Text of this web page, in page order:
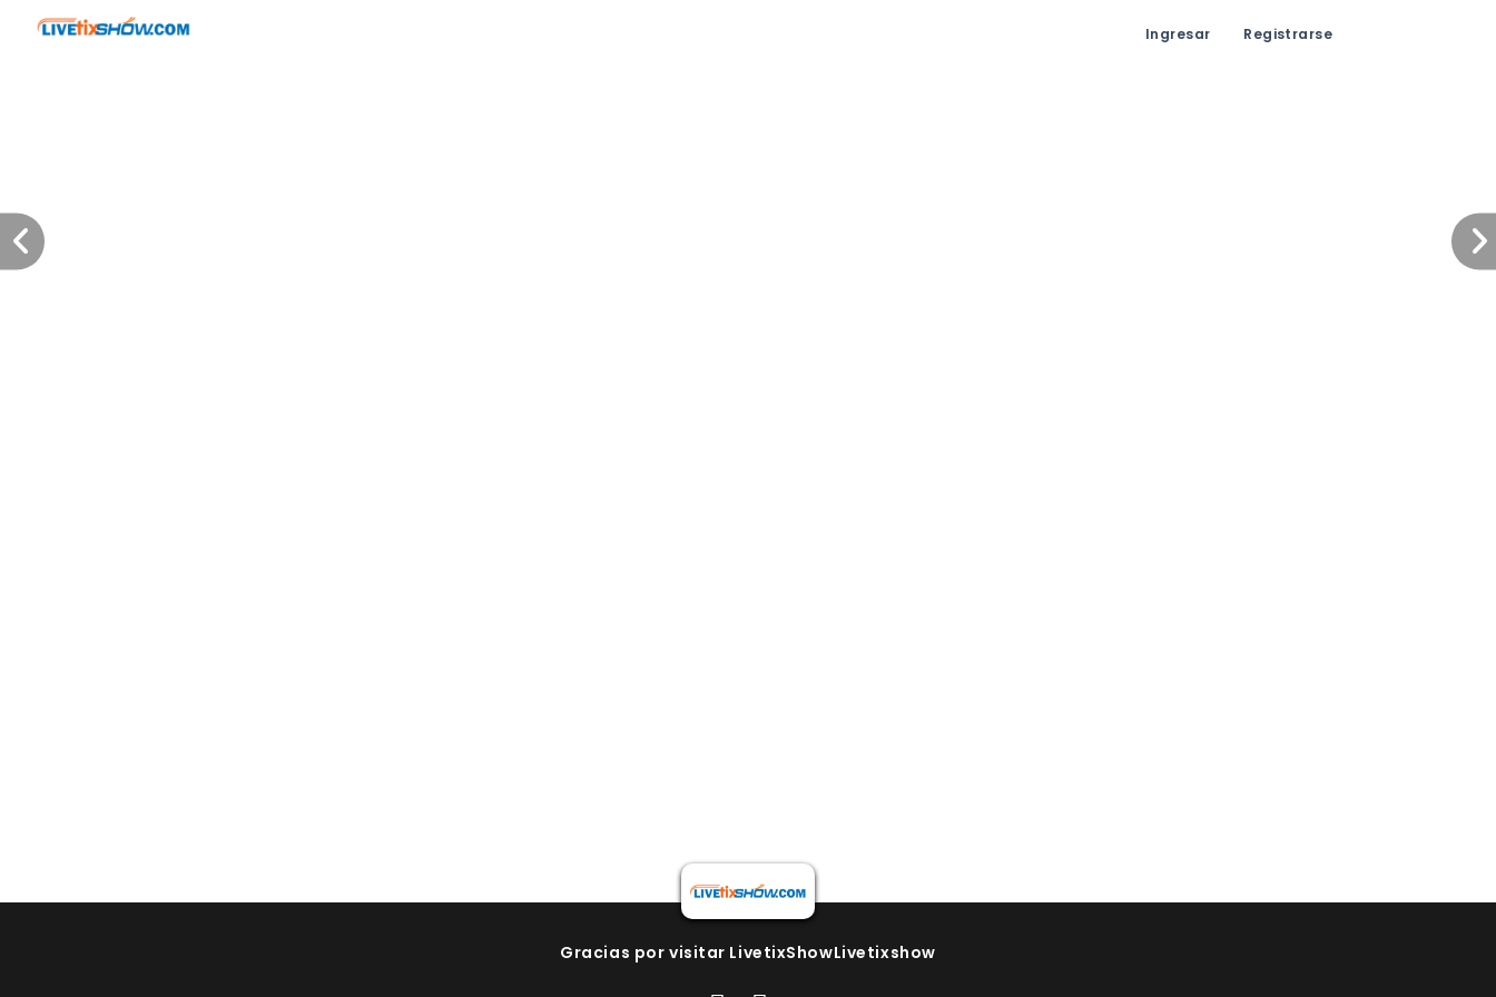
Ingresar Registrarse
Gracias por visitar LivetixShowLivetixshow